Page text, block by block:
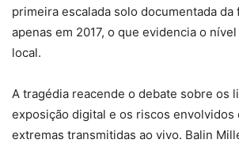
primeira escalada solo documentada da
apenas em 2017, o que evidencia o
local.
A tragédia reacende o debate sobre os
exposição digital e os riscos envolvidos
extremas transmitidas ao vivo. Balin